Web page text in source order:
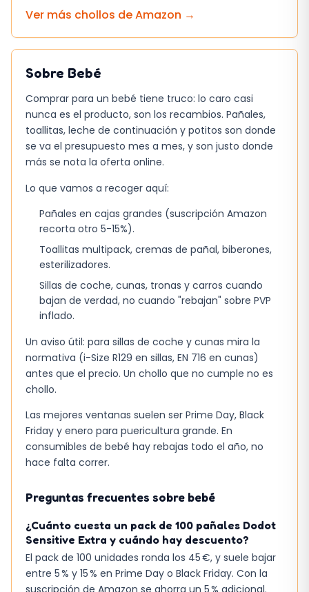
Ver más chollos deAmazon →
Sobre Bebé
Comprar para un bebé tiene truco: lo caro casi
nunca es el producto, son los recambios. Pañales,
toallitas, leche de continuación y potitos son donde
se va el presupuesto mes a mes, y son justo donde
más se nota la oferta online.
Lo que vamos a recoger aquí:
Pañales en cajas grandes (suscripción Amazon
recorta otro 5-15%).
Toallitas multipack, cremas de pañal, biberones,
esterilizadores.
Sillas de coche, cunas, tronas y carros cuando
bajan de verdad, no cuando "rebajan" sobre PVP
inflado.
Un aviso útil: para sillas de coche y cunas mira la
normativa (i-Size R129 en sillas, EN 716 en cunas)
antes que el precio. Un chollo que no cumple no es
chollo.
Las mejores ventanas suelen ser Prime Day, Black
Friday y enero para puericultura grande. En
consumibles de bebé hay rebajas todo el año, no
hace falta correr.
Preguntas frecuentes sobre bebé
¿Cuánto cuesta un pack de 100 pañales Dodot
Sensitive Extra y cuándo hay descuento?
El pack de 100 unidades ronda los 45 €, y suele bajar
entre 5 % y 15 % en Prime Day o Black Friday. Con la